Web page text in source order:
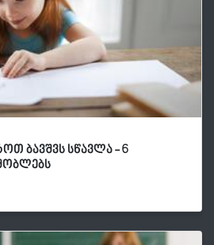
ბავშვს სწავლა - 6